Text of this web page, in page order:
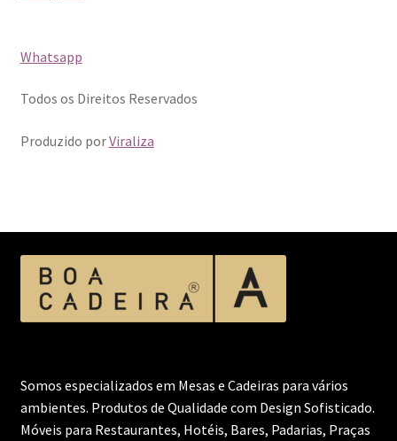
Whatsapp
Todos os Direitos Reservados
Produzido porViraliza
Somos especializados em Mesas e Cadeiras para vários
ambientes. Produtos de Qualidade com Design Sofisticado.
Móveis para Restaurantes, Hotéis, Bares, Padarias, Praças